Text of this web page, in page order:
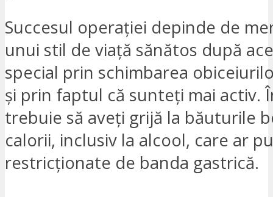
Succesul operației depinde de
unui stil de viață sănătos după
special prin schimbarea
și prin faptul că sunteți mai activ.
trebuie să aveți grijă la băuturile
calorii, inclusiv la alcool, care ar
restricționate de banda gastrică.